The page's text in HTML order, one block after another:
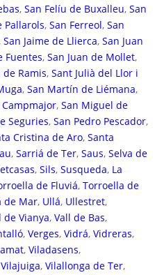
, San Felíu de Buxalleu, San
Pallarols, San Ferreol, San
, San Jaime de Llierca, San Juan
Fuentes, San Juan de Mollet,
de Ramis, Sant Julià del Llor i
, San Martín de Liémana,
, San Miguel de
Seguries, San Pedro Pescador,
Cristina de Aro, Santa
, Sarriá de Ter, Saus, Selva de
, Sils, Susqueda, La
de Fluviá, Torroella de
de Mar, Ullá, Ullestret,
de Vianya, Vall de Bas,
, Verges, Vidrá, Vidreras,
, Viladasens,
Vilajuiga, Vilallonga de Ter,